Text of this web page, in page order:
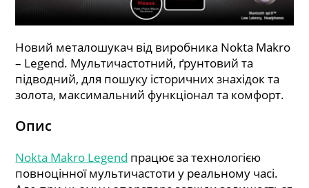
Новий металошукач від виробника Nokta Makro
– Legend. Мультичастотний, ґрунтовий та
підводний, для пошуку історичних знахідок та
золота, максимальний функціонал та комфорт.
Опис
Nokta Makro Legend працює за технологією
повноцінної мультичастоти у реальному часі.